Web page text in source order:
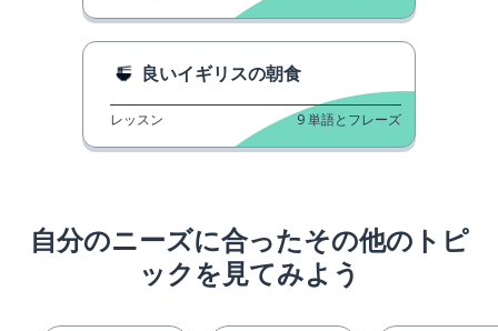
良いイギリスの朝食
レッスン 9単語とフレーズ
自分のニーズに合ったその他のトピ
ックを見てみよう